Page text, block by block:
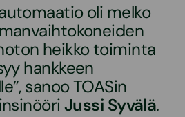
oli melko
heikko toiminta
hankkeen
sanoo TOASin
Jussi Syvälä.